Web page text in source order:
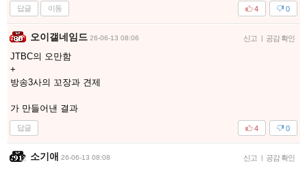
답글 이동 0
4
오이갤네임드 26-06-13 08:06 신고 공감 확인
JTBC의 오만함
+
방송3사의 꼬장과 견제
가 만들어낸 결과
답글 0
4
소기애 26-06-13 08:08 신고 공감 확인